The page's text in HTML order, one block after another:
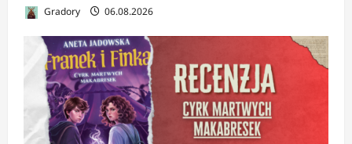
Gradory 06.08.2026